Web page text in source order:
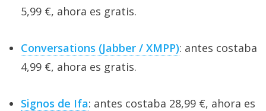
5,99 €, ahora es gratis.
Conversations (Jabber / XMPP): antes costaba
4,99 €, ahora es gratis.
Signos de Ifa: antes costaba 28,99 €, ahora es